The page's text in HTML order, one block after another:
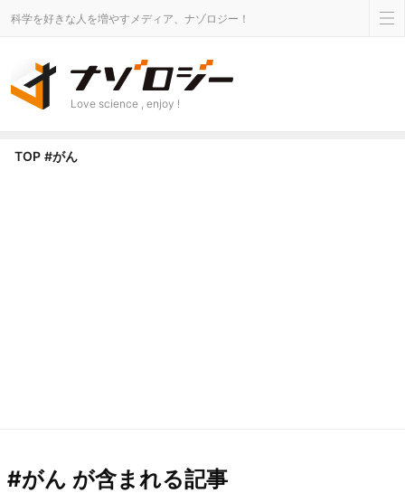
科学を好きな人を増やすメディア、ナゾロジー！
Love science , enjoy !
TOP #がん
#がん が含まれる記事